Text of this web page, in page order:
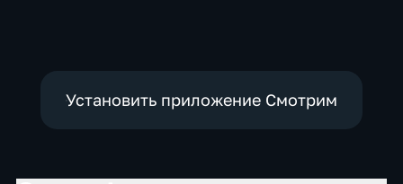
Установить приложение Смотрим